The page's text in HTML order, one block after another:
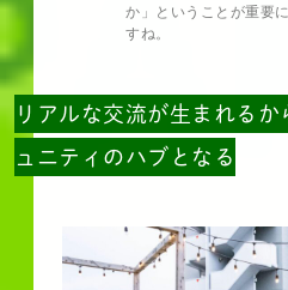
か」ということが重要
すね。
リアルな交流が生まれるか
ュニティのハブとなる